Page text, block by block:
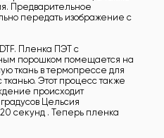
Предварительное
передать изображение с
Пленка ПЭТ с
порошком помещается на
ткань в термопрессе для
Этот процесс также
происходит
Цельсия
секунд . Теперь пленка